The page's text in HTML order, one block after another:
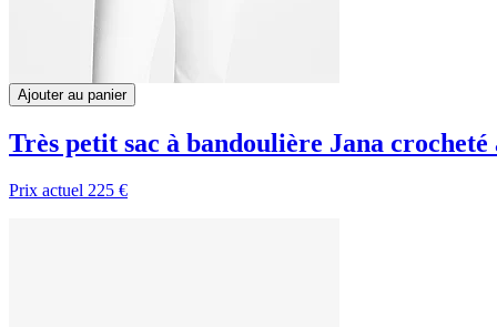
Ajouter au panier
Très petit sac à bandoulière Jana
Prix actuel 225 €